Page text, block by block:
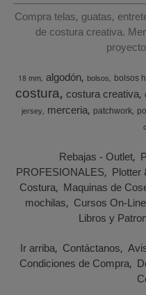
Compra telas, guatas,
de costura creativa.
18 mm algodón bolsos bolsos
costura costura creativa
jersey merceria patchwork
Rebajas - Outlet
PROFESIONALES Plotter
Costura Maquinas de
mochilas Cursos On-
Libros y
Ir arriba Contáctanos
Condiciones de Compra